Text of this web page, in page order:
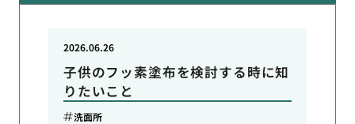
子供のフッ素塗布を検討する時に知
りたいこと
2026.06.26
洗面所